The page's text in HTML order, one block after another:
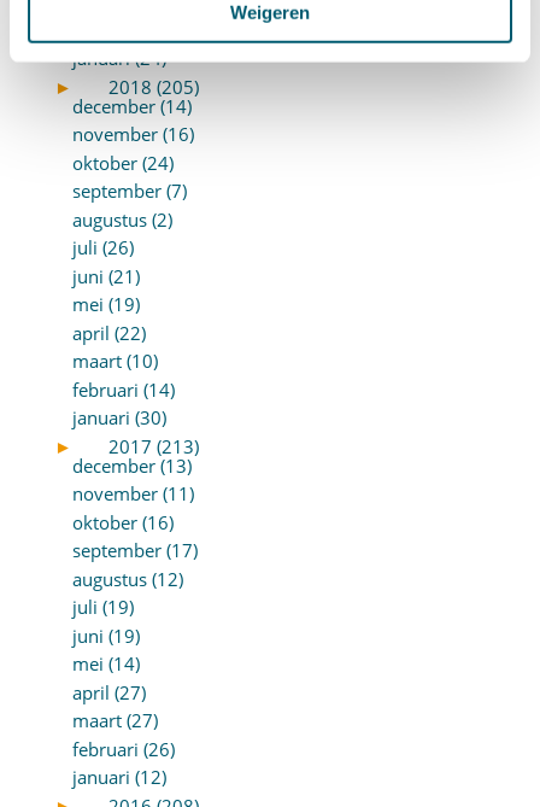
Weigeren
januari (24)
►
2018 (205)
december (14)
november (16)
oktober (24)
september (7)
augustus (2)
juli (26)
juni (21)
mei (19)
april (22)
maart (10)
februari (14)
januari (30)
►
2017 (213)
december (13)
november (11)
oktober (16)
september (17)
augustus (12)
juli (19)
juni (19)
mei (14)
april (27)
maart (27)
februari (26)
januari (12)